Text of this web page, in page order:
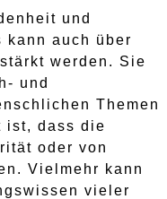
und
kann auch über
werden. Sie
und
Themen
ist, dass die
oder von
Vielmehr kann
vieler